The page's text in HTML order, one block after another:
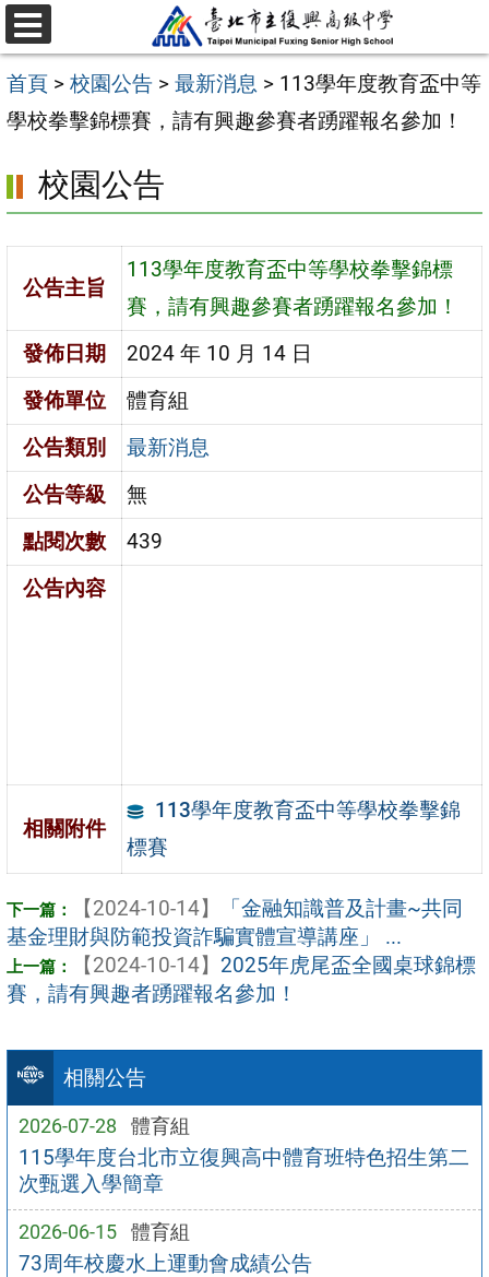
跳
至
主
要
容
區
選
單
首頁 > 校園公告 > 最新消息 > 113學年度教育盃中等
學校拳擊錦標賽，請有興趣參賽者踴躍報名參加！
相關公告
2026-07-28 體育組
115學年度台北市立復興高中體育班特色招生第二
次甄選入學簡章
2026-06-15 體育組
73周年校慶水上運動會成績公告
校園公告
公告主旨
113學年度教育盃中等學校拳擊錦標
賽，請有興趣參賽者踴躍報名參加！
發佈日期
2024 年 10 月 14 日
發佈單位
體育組
公告類別
最新消息
公告等級
無
點閱次數
439
公告內容
相關附件
113學年度教育盃中等學校拳擊錦
標賽
【2024-10-14】
「金融知識普及計畫~共同
基金理財與防範投資詐騙實體宣導講座」 ...
【2024-10-14】 2025年虎尾盃全國桌球錦標
賽，請有興趣者踴躍報名參加！